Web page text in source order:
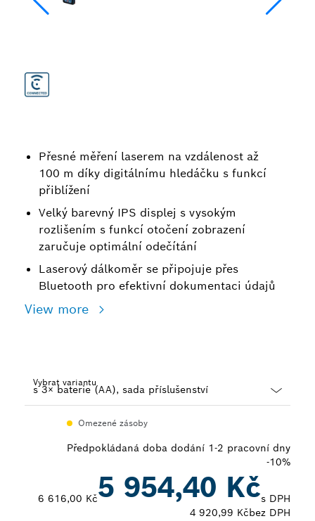
Přesné měření laserem na vzdálenost až
100 m díky digitálnímu hledáčku s funkcí
přiblížení
Velký barevný IPS displej s vysokým
rozlišením s funkcí otočení zobrazení
zaručuje optimální odečítání
Laserový dálkoměr se připojuje přes
Bluetooth pro efektivní dokumentaci údajů
View more
Vybrat variantu
Omezené zásoby
Předpokládaná doba dodání 1-2 pracovní dny
-10%
6 616,00 Kč5 954,40 Kčs DPH
4 920,99 Kčbez DPH